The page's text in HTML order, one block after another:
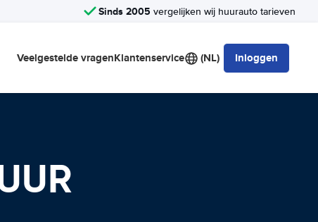
Sinds 2005 vergelijken wij huurauto tarieven
Veelgestelde vragenKlantenservice (NL) Inloggen